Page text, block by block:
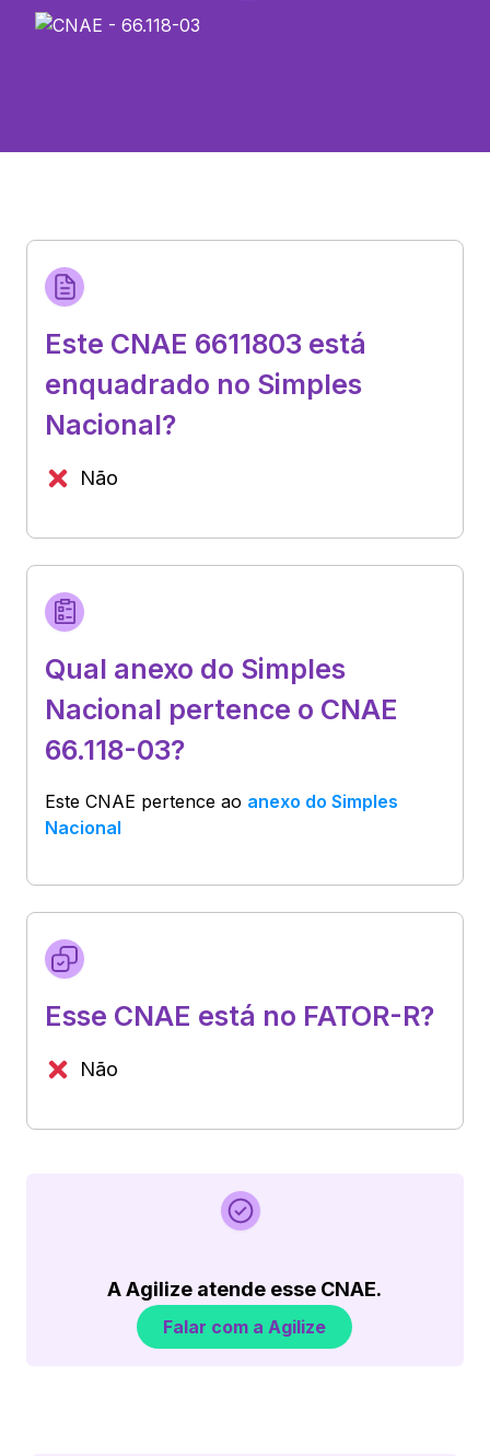
Este CNAE 6611803 está
enquadrado no Simples
Nacional?
Não
Qual anexo do Simples
Nacional pertence o CNAE
66.118-03?
Este CNAE pertence ao anexo do Simples
Nacional
Esse CNAE está no FATOR-R?
Não
A Agilize atende esse CNAE.
Falar com a Agilize